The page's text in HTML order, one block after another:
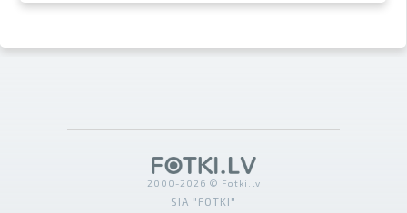
2000-2026 © Fotki.lv
SIA "FOTKI"